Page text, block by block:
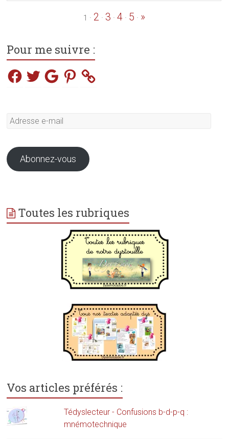
1 · 2 ·3 ·4 · 5 · »
Pour me suivre :
Facebook
TwitterGooglePinterest
Adresse
Abonnez-vous
Toutes les rubriques
Vos articles préférés :
Tédyslecteur - Confusions b-d-p-q :
mnémotechnique